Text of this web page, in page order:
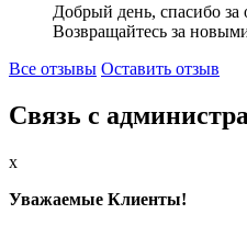
Добрый день, спасибо
Возвращайтесь за
Все отзывы Оставить отзыв
Связь с
x
Уважаемые Клиенты!